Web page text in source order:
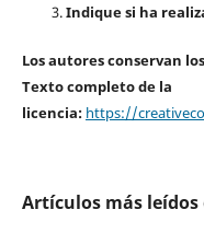
Indique si ha
Los autores conservan
Texto completo de la
licencia: https://
Artículos más